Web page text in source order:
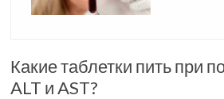
Какие таблетки пить при
ALT и AST?